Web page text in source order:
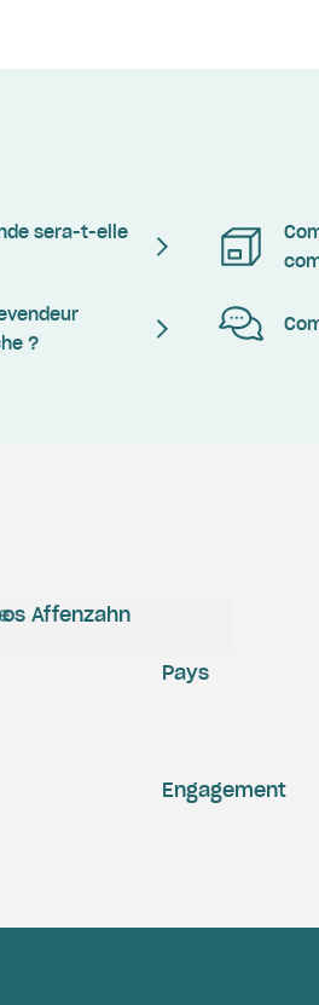
sera-t-elle
?
Affenzahn
Engagement
Pays